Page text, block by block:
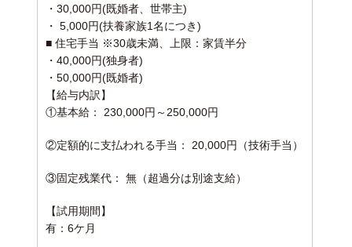
・30,000円(既婚者、世帯主)
・ 5,000円(扶養家族1名につき)
■ 住宅手当 ※30歳未満、上限：家賃半分
・40,000円(独身者)
・50,000円(既婚者)
【給与内訳】
①基本給： 230,000円～250,000円
②定額的に支払われる手当： 20,000円（技術手当）
③固定残業代： 無（超過分は別途支給）
【試用期間】
有：6ケ月